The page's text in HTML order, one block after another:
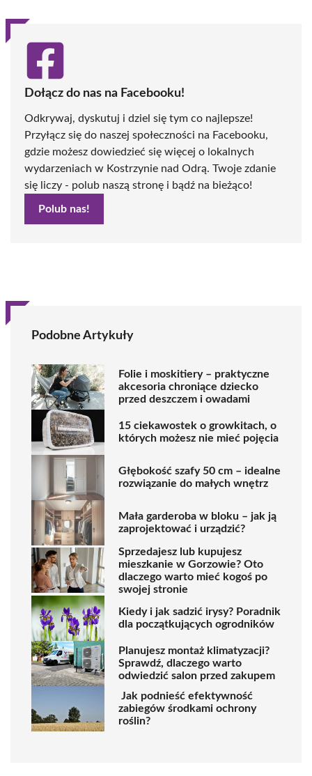
Dołącz do nas na Facebooku!
Odkrywaj, dyskutuj i dziel się tym co najlepsze!
Przyłącz się do naszej społeczności na Facebooku,
gdzie możesz dowiedzieć się więcej o lokalnych
wydarzeniach w Kostrzynie nad Odrą. Twoje zdanie
się liczy - polub naszą stronę i bądź na bieżąco!
Polub nas!
Podobne Artykuły
Folie i moskitiery – praktyczne
akcesoria chroniące dziecko
przed deszczem i owadami
15 ciekawostek o growkitach, o
których możesz nie mieć pojęcia
Głębokość szafy 50 cm – idealne
rozwiązanie do małych wnętrz
Mała garderoba w bloku – jak ją
zaprojektować i urządzić?
Sprzedajesz lub kupujesz
mieszkanie w Gorzowie? Oto
dlaczego warto mieć kogoś po
swojej stronie
Kiedy i jak sadzić irysy? Poradnik
dla początkujących ogrodników
Planujesz montaż klimatyzacji?
Sprawdź, dlaczego warto
odwiedzić salon przed zakupem
Jak podnieść efektywność
zabiegów środkami ochrony
roślin?